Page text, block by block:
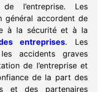
l’entreprise. Les
général accordent de
à la sécurité et à la
entreprises. Les
accidents graves
de l’entreprise et
de la part des
et des partenaires